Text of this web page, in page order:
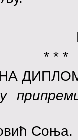
* * *
Соња.